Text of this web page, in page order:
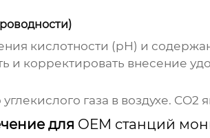
кислотности (pH) и
и корректировать внесение
газа в воздухе.
для OEM станций